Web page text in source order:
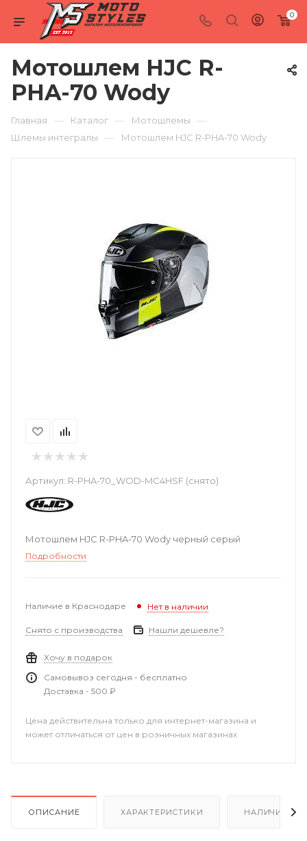
0
Мотошлем HJC R-
PHA-70 Wody
Главная — Каталог — Мотошлемы —
Шлемы интегралы — Мотошлем HJC R-PHA-70 Wody
Артикул: R-PHA-70_WOD-MC4HSF (снято)
Мотошлем HJC R-PHA-70 Wody черный серый
Подробности
Наличие в Краснодаре Нет в наличии
Снято с производства Нашли дешевле?
Хочу в подарок
Самовывоз сегодня - бесплатно
Доставка - 500 ₽
Цена действительна только для интернет-магазина и
может отличаться от цен в розничных магазинах
ОПИСАНИЕ ХАРАКТЕРИСТИКИ НАЛИЧИЕ В